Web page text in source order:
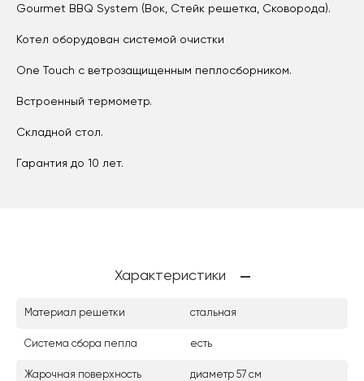
Gourmet BBQ System (Вок, Стейк решетка, Сковорода).
Котел оборудован системой очистки
One Touch с ветрозащищенным пеплосборником.
Встроенный термометр.
Складной стол.
Гарантия до 10 лет.
Характеристики
Материал решетки стальная
Система сбора пепла есть
Жарочная поверхность диаметр 57 см